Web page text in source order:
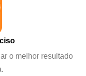
o melhor resultado